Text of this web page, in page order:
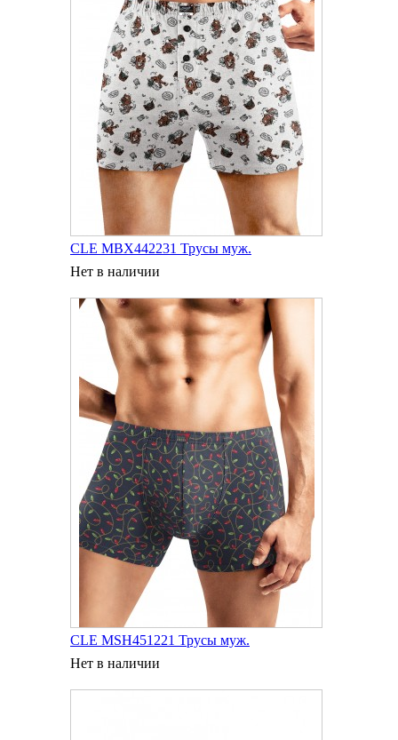
CLE MBX442231 Трусы муж.
Нет в наличии
CLE MSH451221 Трусы муж.
Нет в наличии